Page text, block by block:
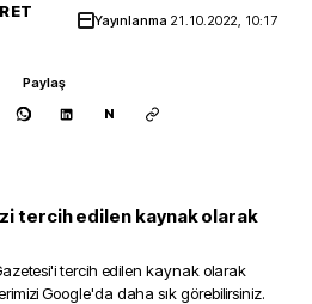
Yayınlanma 21.10.2022, 10:17
Paylaş
N
tercih edilen kaynak olarak
'i tercih edilen kaynak olarak
Google'da daha sık görebilirsiniz.